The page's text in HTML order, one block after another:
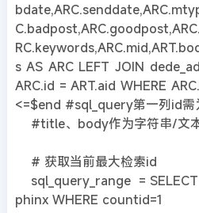
s AS ARC LEFT JOIN
ARC.id = ART.aid WHERE
<=$end #sql_query第一列id需
#title、body作为字符串/文
# 获取当前最大检索id
sql_query_range = SELECT
phinx WHERE countid=1